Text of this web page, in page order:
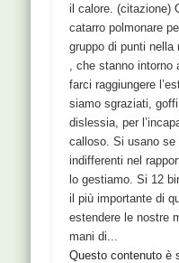
il calore. (citazione)
catarro polmonare
gruppo di punti nella
, che stanno
farci raggiungere
siamo sgraziati,
dislessia, per
calloso. Si usano
indifferenti nel
lo gestiamo. Si 12
il più importante di
estendere le nostre
mani di...
Questo contenuto è